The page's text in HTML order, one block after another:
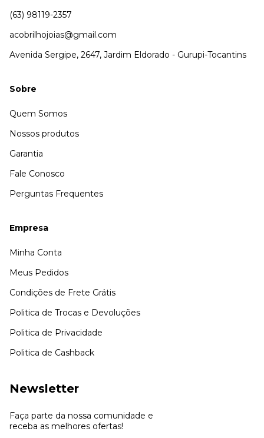
(63) 98119-2357
acobrilhojoias@gmail.com
Avenida Sergipe, 2647, Jardim Eldorado - Gurupi-Tocantins
Sobre
Quem Somos
Nossos produtos
Garantia
Fale Conosco
Perguntas Frequentes
Empresa
Minha Conta
Meus Pedidos
Condições de Frete Grátis
Politica de Trocas e Devoluções
Politica de Privacidade
Politica de Cashback
Newsletter
Faça parte da nossa comunidade e
receba as melhores ofertas!